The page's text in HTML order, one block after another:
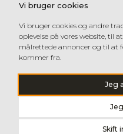
Vi bruger cookies
Vi bruger cookies og andre
oplevelse på vores website, til
målrettede annoncer og til at
kommer fra.
Jeg
Skift